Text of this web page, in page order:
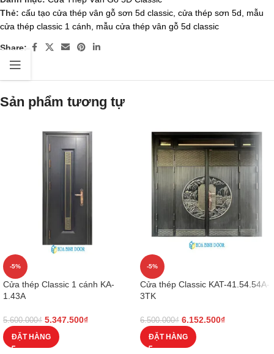
Thẻ: cấu tạo cửa thép vân gỗ sơn 5d classic cửa thép sơn 5d
mẫu
cửa thép classic 1 cánh
mẫu cửa thép vân gỗ 5d classic
Share:
Sản phẩm tương tự
-5%
Cửa thép Classic 1 cánh KA-
1.43A
5.600.000₫ 5.347.500₫
ĐẶT HÀNG
-5%
Cửa thép Classic KAT-41.54.54A-
3TK
6.500.000₫ 6.152.500₫
ĐẶT HÀNG